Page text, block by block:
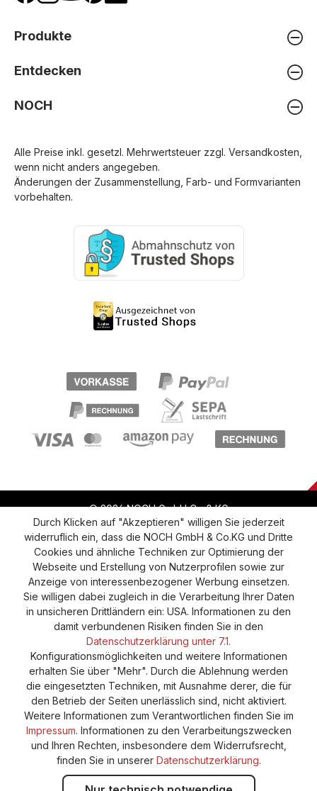
Produkte
Entdecken
NOCH
Alle Preise inkl. gesetzl. Mehrwertsteuer zzgl. Versandkosten
wenn nicht anders angegeben.
Änderungen der Zusammenstellung, Farb- und Formvarianten
vorbehalten.
© 2026 NOCH GmbH Co & KG
Vertrag widerrufen Widerruf Datenschutz
Versand und Zahlung AGB
Impressum
Cookie-Einstellungen
Barrierefreiheitserklärung
Durch Klicken auf "Akzeptieren" willigen Sie jederzeit
widerruflich ein, dass die NOCH GmbH & Co.KG und Dritte
Cookies und ähnliche Techniken zur Optimierung der
Webseite und Erstellung von Nutzerprofilen sowie zur
Anzeige von interessenbezogener Werbung einsetzen.
Sie willigen dabei zugleich in die Verarbeitung Ihrer Daten
in unsicheren Drittländern ein: USA. Informationen zu den
damit verbundenen Risiken finden Sie in den
Datenschutzerklärung unter 7.1.
Konfigurationsmöglichkeiten und weitere Informationen
erhalten Sie über "Mehr". Durch die Ablehnung werden
die eingesetzten Techniken, mit Ausnahme derer, die für
den Betrieb der Seiten unerlässlich sind, nicht aktiviert.
Weitere Informationen zum Verantwortlichen finden Sie im
Impressum. Informationen zu den Verarbeitungszwecken
und Ihren Rechten, insbesondere dem Widerrufsrecht,
finden Sie in unserer Datenschutzerklärung.